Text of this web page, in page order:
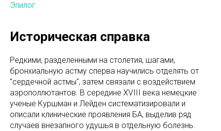
Эпилог
Историческая справка
Редкими, разделенными на столетия, шагами,
бронхиальную астму сперва научились отделять от
"сердечной астмы", затем связали с воздействием
аэрополлютантов. В середине XVIII века немецкие
ученые Куршман и Лейден систематизировали и
описали клинические проявления БА, выделив ряд
случаев внезапного удушья в отдельную болезнь.